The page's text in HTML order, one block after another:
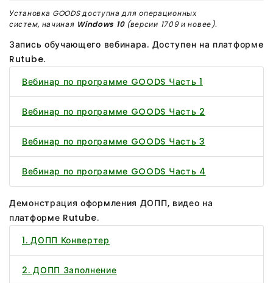
Установка GOODS доступна для операционных
систем, начиная Windows 10(версии 1709 и новее).
Запись обучающего вебинара. Доступен на платформе
Rutube.
Вебинар по программе GOODS Часть 1
Вебинар по программе GOODS Часть 2
Вебинар по программе GOODS Часть 3
Вебинар по программе GOODS Часть 4
Демонстрация оформления ДОПП, видео на
платформе Rutube.
1. ДОПП Конвертер
2. ДОПП Заполнение